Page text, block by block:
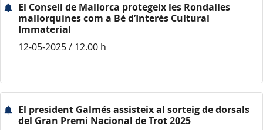
El Consell de Mallorca protegeix les Rondalles
mallorquines com a Bé d’Interès Cultural
Immaterial
12-05-2025 / 12.00 h
El president Galmés assisteix al sorteig de dorsals
del Gran Premi Nacional de Trot 2025